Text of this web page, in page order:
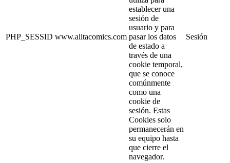
PHP_SESSID www.alitacomics.com
establecer una
sesión de
usuario y para
pasar los datos
de estado a
través de una
cookie temporal,
que se conoce
comúnmente
como una
cookie de
sesión. Estas
Cookies solo
permanecerán en
su equipo hasta
que cierre el
navegador.
Sesión